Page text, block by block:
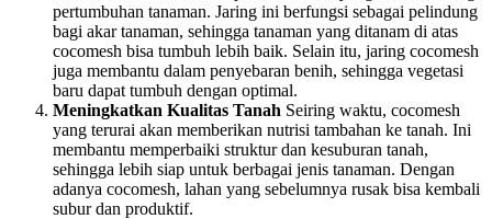
pertumbuhan tanaman. Jaring ini berfungsi sebagai pelindung
bagi akar tanaman, sehingga tanaman yang ditanam di atas
cocomesh bisa tumbuh lebih baik. Selain itu, jaring cocomesh
juga membantu dalam penyebaran benih, sehingga vegetasi
baru dapat tumbuh dengan optimal.
Meningkatkan Kualitas Tanah Seiring waktu, cocomesh
yang terurai akan memberikan nutrisi tambahan ke tanah. Ini
membantu memperbaiki struktur dan kesuburan tanah,
sehingga lebih siap untuk berbagai jenis tanaman. Dengan
adanya cocomesh, lahan yang sebelumnya rusak bisa kembali
subur dan produktif.